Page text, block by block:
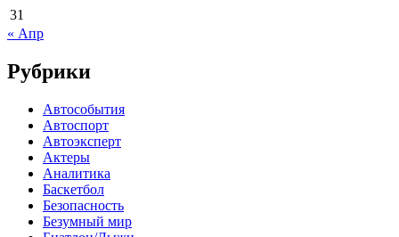
31
« Апр
Рубрики
Автособытия
Автоспорт
Автоэксперт
Актеры
Аналитика
Баскетбол
Безопасность
Безумный мир